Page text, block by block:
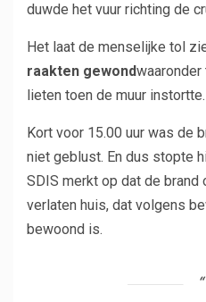
duwde het vuur richting de
Het laat de menselijke tol
raakten gewond
lieten toen de muur instortte.
Kort voor 15.00 uur was de
niet geblust. En dus stopte
SDIS merkt op dat de brand
verlaten huis, dat volgens
bewoond is.